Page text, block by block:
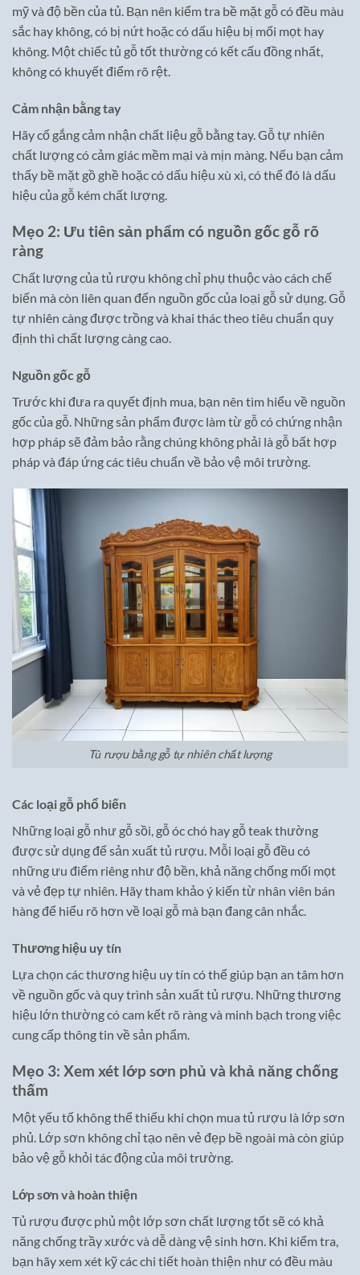
mỹ và độ bền của tủ. Bạn nên kiểm tra bề mặt gỗ có đều màu
sắc hay không, có bị nứt hoặc có dấu hiệu bị mối mọt hay
không. Một chiếc tủ gỗ tốt thường có kết cấu đồng nhất,
không có khuyết điểm rõ rệt.
Cảm nhận bằng tay
Hãy cố gắng cảm nhận chất liệu gỗ bằng tay. Gỗ tự nhiên
chất lượng có cảm giác mềm mại và mịn màng. Nếu bạn cảm
thấy bề mặt gồ ghề hoặc có dấu hiệu xù xì, có thể đó là dấu
hiệu của gỗ kém chất lượng.
Mẹo 2: Ưu tiên sản phẩm có nguồn gốc gỗ rõ
ràng
Chất lượng của tủ rượu không chỉ phụ thuộc vào cách chế
biến mà còn liên quan đến nguồn gốc của loại gỗ sử dụng. Gỗ
tự nhiên càng được trồng và khai thác theo tiêu chuẩn quy
định thì chất lượng càng cao.
Nguồn gốc gỗ
Trước khi đưa ra quyết định mua, bạn nên tìm hiểu về nguồn
gốc của gỗ. Những sản phẩm được làm từ gỗ có chứng nhận
hợp pháp sẽ đảm bảo rằng chúng không phải là gỗ bất hợp
pháp và đáp ứng các tiêu chuẩn về bảo vệ môi trường.
Tủ rượu bằng gỗ tự nhiên chất lượng
Các loại gỗ phổ biến
Những loại gỗ như gỗ sồi, gỗ óc chó hay gỗ teak thường
được sử dụng để sản xuất tủ rượu. Mỗi loại gỗ đều có
những ưu điểm riêng như độ bền, khả năng chống mối mọt
và vẻ đẹp tự nhiên. Hãy tham khảo ý kiến từ nhân viên bán
hàng để hiểu rõ hơn về loại gỗ mà bạn đang cân nhắc.
Thương hiệu uy tín
Lựa chọn các thương hiệu uy tín có thể giúp bạn an tâm hơn
về nguồn gốc và quy trình sản xuất tủ rượu. Những thương
hiệu lớn thường có cam kết rõ ràng và minh bạch trong việc
cung cấp thông tin về sản phẩm.
Mẹo 3: Xem xét lớp sơn phủ và khả năng chống
thấm
Một yếu tố không thể thiếu khi chọn mua tủ rượu là lớp sơn
phủ. Lớp sơn không chỉ tạo nên vẻ đẹp bề ngoài mà còn giúp
bảo vệ gỗ khỏi tác động của môi trường.
Lớp sơn và hoàn thiện
Tủ rượu được phủ một lớp sơn chất lượng tốt sẽ có khả
năng chống trầy xước và dễ dàng vệ sinh hơn. Khi kiểm tra,
bạn hãy xem xét kỹ các chi tiết hoàn thiện như có đều màu